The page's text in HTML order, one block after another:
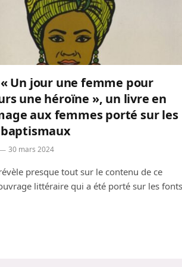
« Un jour une femme pour
une héroïne », un livre en
aux femmes porté sur les
30 mars 2024
presque tout sur le contenu de ce
littéraire qui a été porté sur les